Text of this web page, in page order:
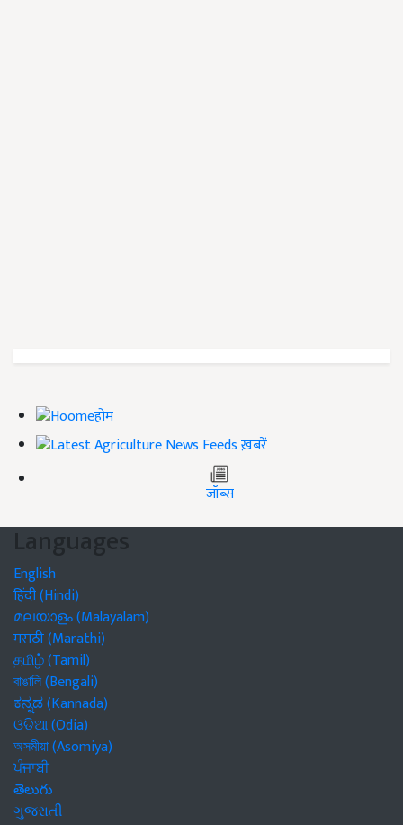
होम
ख़बरें
जॉब्स
Languages
English
हिंदी (Hindi)
മലയാളം (Malayalam)
मराठी (Marathi)
தமிழ் (Tamil)
বাঙালি (Bengali)
ಕನ್ನಡ (Kannada)
ଓଡିଆ (Odia)
অসমীয়া (Asomiya)
ਪੰਜਾਬੀ
తెలుగు
ગુજરાતી